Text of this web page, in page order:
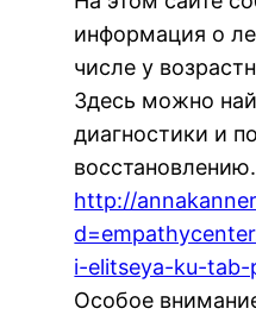
информация о
числе у
Здесь можно
диагностики и
восстановлению.
http://
i-elitseya-ku-tab-
Особое